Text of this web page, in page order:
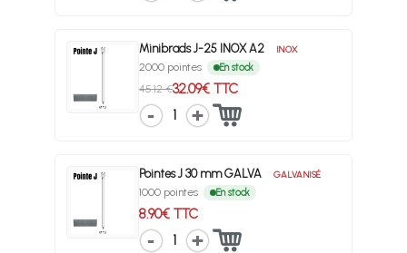
Minibrads J-25 INOX A2 INOX
2000 pointes En stock
45.12 €32.09€ TTC
1
Pointes J 30 mm GALVA GALVANISÉ
1000 pointes En stock
8.90€ TTC
1